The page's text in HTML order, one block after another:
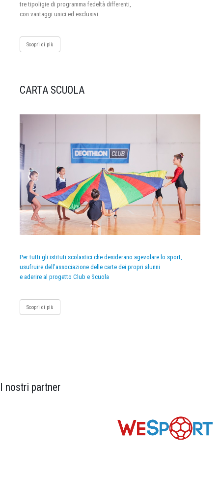
tre tipoligie di programma fedeltà differenti,
con vantaggi unici ed esclusivi.
Scopri di più
CARTA SCUOLA
Per tutti gli istituti scolastici che desiderano agevolare lo sport,
usufruire dell’associazione delle carte dei propri alunni
e aderire al progetto Club e Scuola
Scopri di più
I nostri partner